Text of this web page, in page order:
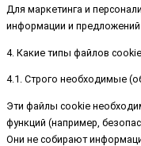
Для маркетинга и
информации и
4. Какие типы файлов
4.1. Строго необходимые
Эти файлы cookie
функций (например,
Они не собирают